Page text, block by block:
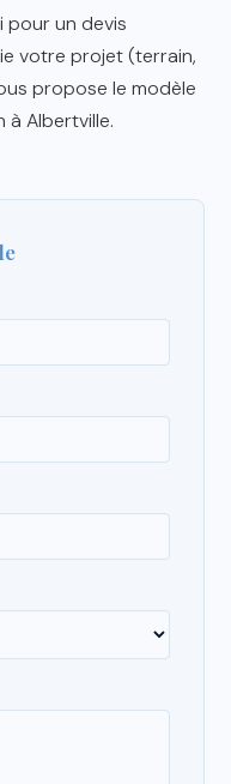
un devis
votre projet (terrain,
propose le modèle
à Albertville.